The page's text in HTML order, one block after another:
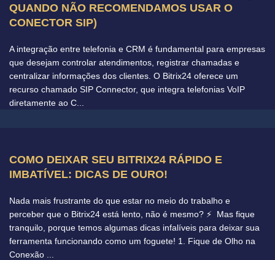
QUANDO NÃO RECOMENDAMOS USAR O
CONECTOR SIP)
A integração entre telefonia e CRM é fundamental para empresas
que desejam controlar atendimentos, registrar chamadas e
centralizar informações dos clientes. O Bitrix24 oferece um
recurso chamado SIP Connector, que integra telefonias VoIP
diretamente ao C...
COMO DEIXAR SEU BITRIX24 RÁPIDO E
IMBATÍVEL: DICAS DE OURO!
Nada mais frustrante do que estar no meio do trabalho e
perceber que o Bitrix24 está lento, não é mesmo? ⚡️ Mas fique
tranquilo, porque temos algumas dicas infalíveis para deixar sua
ferramenta funcionando como um foguete! 1. Fique de Olho na
Conexão ...